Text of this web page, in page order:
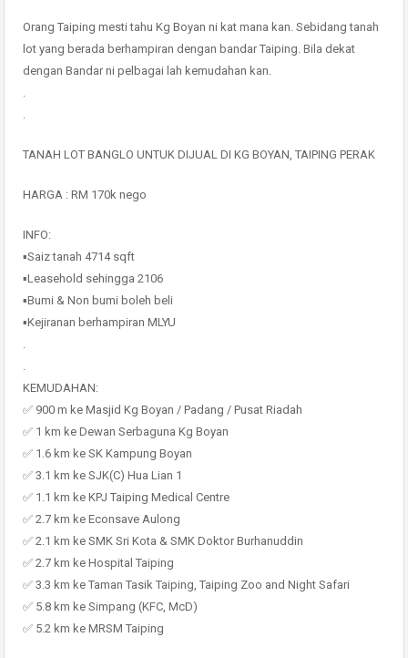
Orang Taiping mesti tahu Kg Boyan ni kat mana kan. Sebidang tanah
lot yang berada berhampiran dengan bandar Taiping. Bila dekat
dengan Bandar ni pelbagai lah kemudahan kan.
.
.
TANAH LOT BANGLO UNTUK DIJUAL DI KG BOYAN, TAIPING PERAK
HARGA : RM 170k nego
INFO:
▪️Saiz tanah 4714 sqft
▪️Leasehold sehingga 2106
▪️Bumi & Non bumi boleh beli
▪️Kejiranan berhampiran MLYU
.
.
KEMUDAHAN:
✅ 900 m ke Masjid Kg Boyan / Padang / Pusat Riadah
✅ 1 km ke Dewan Serbaguna Kg Boyan
✅ 1.6 km ke SK Kampung Boyan
✅ 3.1 km ke SJK(C) Hua Lian 1
✅ 1.1 km ke KPJ Taiping Medical Centre
✅ 2.7 km ke Econsave Aulong
✅ 2.1 km ke SMK Sri Kota & SMK Doktor Burhanuddin
✅ 2.7 km ke Hospital Taiping
✅ 3.3 km ke Taman Tasik Taiping, Taiping Zoo and Night Safari
✅ 5.8 km ke Simpang (KFC, McD)
✅ 5.2 km ke MRSM Taiping